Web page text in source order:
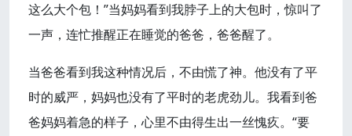
这么大个包！”当妈妈看到我脖子上的大包时，惊叫了
一声，连忙推醒正在睡觉的爸爸，爸爸醒了。
当爸爸看到我这种情况后，不由慌了神。他没有了平
时的威严，妈妈也没有了平时的老虎劲儿。我看到爸
爸妈妈着急的样子，心里不由得生出一丝愧疚。“要